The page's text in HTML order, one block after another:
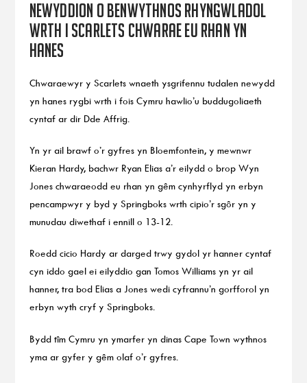
Newyddion o benwythnos rhyngwladol
wrth i Scarlets chwarae eu rhan yn
hanes
Chwaraewyr y Scarlets wnaeth ysgrifennu tudalen newydd
yn hanes rygbi wrth i fois Cymru hawlio’u buddugoliaeth
cyntaf ar dir Dde Affrig.
Yn yr ail brawf o’r gyfres yn Bloemfontein, y mewnwr
Kieran Hardy, bachwr Ryan Elias a’r eilydd o brop Wyn
Jones chwaraeodd eu rhan yn gêm cynhyrflyd yn erbyn
pencampwyr y byd y Springboks wrth cipio’r sgôr yn y
munudau diwethaf i ennill o 13-12.
Roedd cicio Hardy ar darged trwy gydol yr hanner cyntaf
cyn iddo gael ei eilyddio gan Tomos Williams yn yr ail
hanner, tra bod Elias a Jones wedi cyfrannu’n gorfforol yn
erbyn wyth cryf y Springboks.
Bydd tîm Cymru yn ymarfer yn dinas Cape Town wythnos
yma ar gyfer y gêm olaf o’r gyfres.